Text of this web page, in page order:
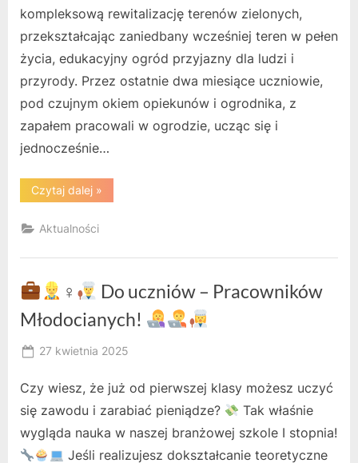
kompleksową rewitalizację terenów zielonych,
przekształcając zaniedbany wcześniej teren w pełen
życia, edukacyjny ogród przyjazny dla ludzi i
przyrody. Przez ostatnie dwa miesiące uczniowie,
pod czujnym okiem opiekunów i ogrodnika, z
zapałem pracowali w ogrodzie, ucząc się i
jednocześnie…
Czytaj dalej“Zielony
Zakątek
Sercu
Miasta
Uczniowie
Szkolny
Dziedziniec”
»
Aktualności
‍♀
Do uczniów – Pracowników
Młodocianych!
Posted
27 kwietnia 2025
Czy wiesz, że już od pierwszej klasy możesz uczyć
się zawodu i zarabiać pieniądze?
Tak właśnie
wygląda nauka w naszej branżowej szkole I stopnia!
Jeśli realizujesz dokształcanie teoretyczne